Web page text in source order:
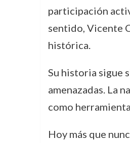
participación
sentido, Vicente
histórica.
Su historia sigue
amenazadas. La
como
Hoy más que